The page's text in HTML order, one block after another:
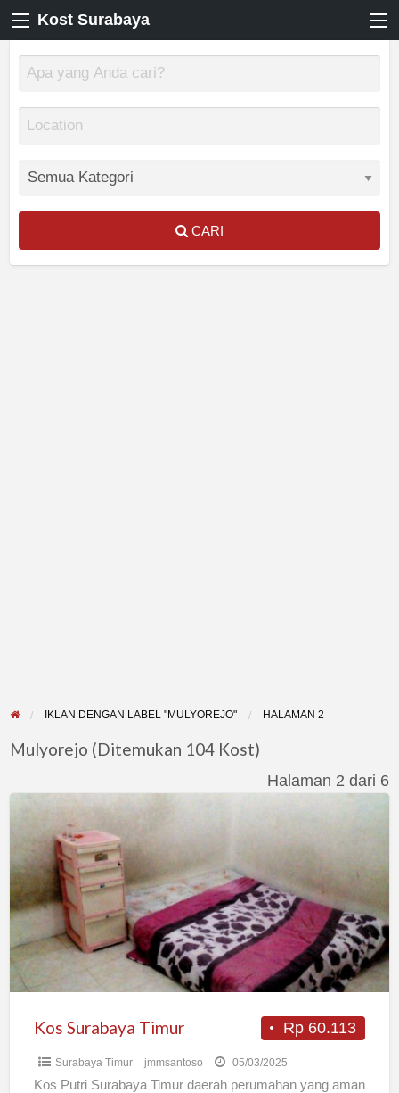
Kost Surabaya
CARI
IKLAN DENGAN LABEL "MULYOREJO" HALAMAN 2
Mulyorejo (Ditemukan 104 Kost)
Halaman 2 dari 6
Surabaya
Timur
Rp 60.113
Kos Surabaya Timur
Surabaya Timur jmmsantoso 05/03/2025
Kos Putri Surabaya Timur daerah perumahan yang aman